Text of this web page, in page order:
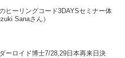
ヒーリングコード3DAYSセミナー体
Sanaさん）
ーロイド博士7/28,29日本再来日決